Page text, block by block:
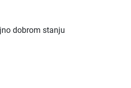
dobrom stanju